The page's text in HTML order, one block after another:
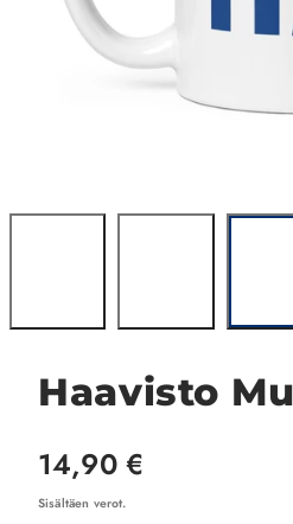
Haavisto
Hinta
14,90 €
Sisältäen verot.